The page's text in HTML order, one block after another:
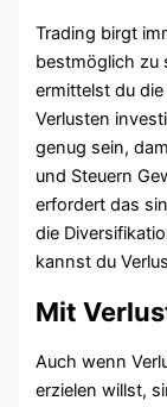
Trading birgt
bestmöglich zu
ermittelst du
Verlusten
genug sein,
und Steuern
erfordert das
die
kannst du
Mit
Auch wenn
erzielen willst,